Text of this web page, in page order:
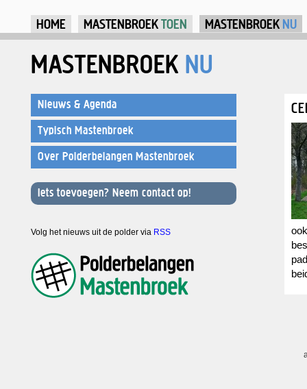
HOME MASTENBROEKTOEN MASTENBROEK NU
MASTENBROEK NU
Nieuws & Agenda
Typisch Mastenbroek
Over Polderbelangen Mastenbroek
Iets toevoegen? Neem contact op!
Volg het nieuws uit de polder via RSS